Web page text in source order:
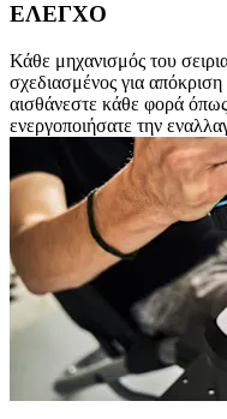
ΕΛΕΓΧΟ
Κάθε μηχανισμός του
σχεδιασμένος για
αισθάνεστε κάθε φορά
ενεργοποιήσατε την